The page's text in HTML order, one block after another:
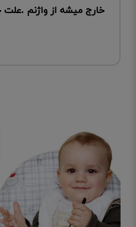
خارج میشه از واژنم ‌.علت